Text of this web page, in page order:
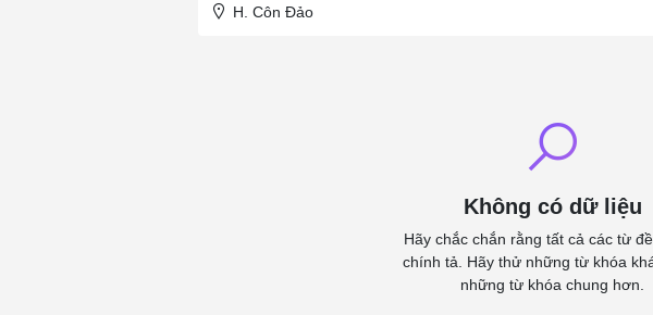
H. Côn Đảo
Không có dữ liệu
Hãy chắc chắn rằng tất cả các từ
chính tả. Hãy thử những từ khóa
những từ khóa chung hơn.